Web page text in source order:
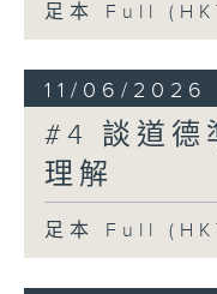
足本 Full
11/06/2026
#4 談道德
理解
足本 Full